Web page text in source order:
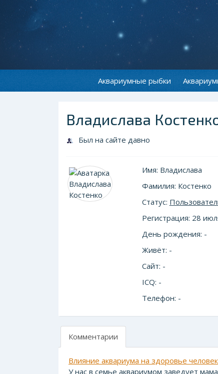
Аквариумные рыбки
Владислава
Был на сайте давно
Имя: Владислава
Фамилия: Костенко
Статус:
Регистрация: 28
День рождения: -
Живёт: -
Сайт: -
ICQ: -
Телефон: -
Комментарии
Влияние аквариума на здоровье
У нас в семье аквариумом заведует